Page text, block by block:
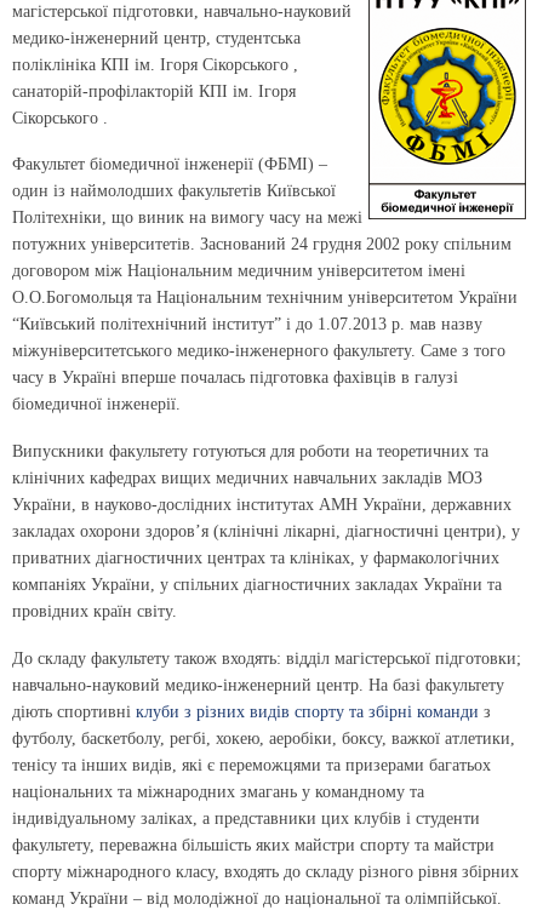
магістерської підготовки, навчально-науковий
медико-інженерний центр, студентська
поліклініка КПІ ім. Ігоря Сікорського ,
санаторій-профілакторій КПІ ім. Ігоря
Сікорського .
Факультет біомедичної інженерії (ФБМІ) –
один із наймолодших факультетів Київської
Політехніки, що виник на вимогу часу на межі
потужних університетів. Заснований 24 грудня 2002 року спільним
договором між Національним медичним університетом імені
О.О.Богомольця та Національним технічним університетом України
“Київський політехнічний інститут” і до 1.07.2013 р. мав назву
міжуніверситетського медико-інженерного факультету. Саме з того
часу в Україні вперше почалась підготовка фахівців в галузі
біомедичної інженерії.
Випускники факультету готуються для роботи на теоретичних та
клінічних кафедрах вищих медичних навчальних закладів МОЗ
України, в науково-дослідних інститутах АМН України, державних
закладах охорони здоров’я (клінічні лікарні, діагностичні центри), у
приватних діагностичних центрах та клініках, у фармакологічних
компаніях України, у спільних діагностичних закладах України та
провідних країн світу.
До складу факультету також входять: відділ магістерської підготовки;
навчально-науковий медико-інженерний центр. На базі факультету
діють спортивні клуби з різних видів спорту та збірні команди з
футболу, баскетболу, регбі, хокею, аеробіки, боксу, важкої атлетики,
тенісу та інших видів, які є переможцями та призерами багатьох
національних та міжнародних змагань у командному та
індивідуальному заліках, а представники цих клубів і студенти
факультету, переважна більшість яких майстри спорту та майстри
спорту міжнародного класу, входять до складу різного рівня збірних
команд України – від молодіжної до національної та олімпійської.